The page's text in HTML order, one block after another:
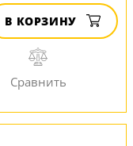
В КОРЗИНУ